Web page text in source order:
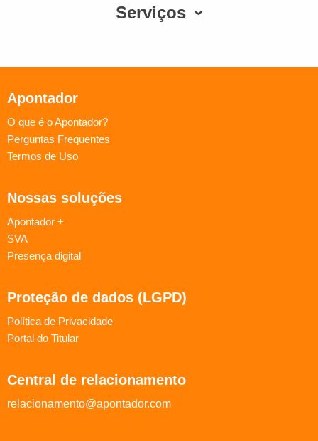
Serviços
Apontador
O que é o Apontador?
Perguntas Frequentes
Termos de Uso
Nossas soluções
Apontador +
SVA
Presença digital
Proteção de dados (LGPD)
Política de Privacidade
Portal do Titular
Central de relacionamento
relacionamento@apontador.com